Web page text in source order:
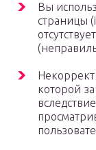
Вы
страницы
которой